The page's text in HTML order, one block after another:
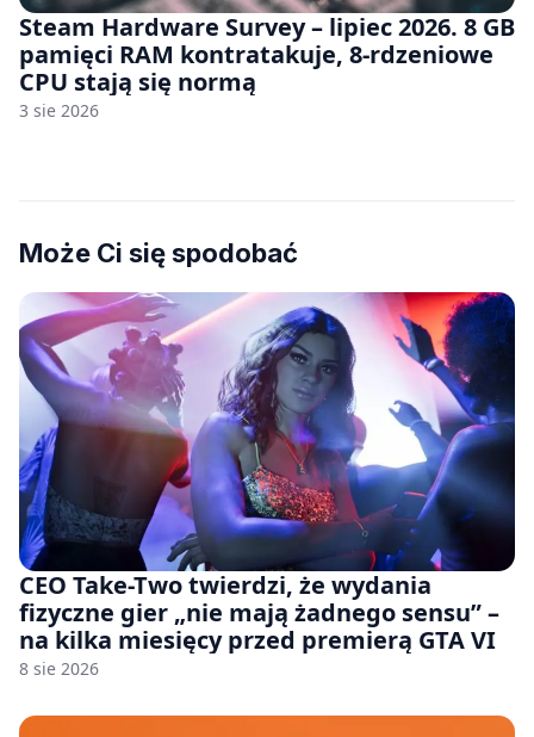
Steam Hardware Survey – lipiec 2026. 8 GB
pamięci RAM kontratakuje, 8-rdzeniowe
CPU stają się normą
3 sie 2026
Może Ci się spodobać
CEO Take-Two twierdzi, że wydania
fizyczne gier „nie mają żadnego sensu” –
na kilka miesięcy przed premierą GTA VI
8 sie 2026